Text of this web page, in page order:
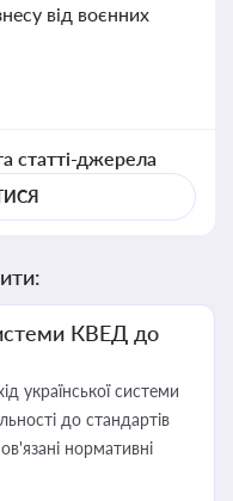
від воєнних
статті-джерела
КВЕД до
української системи
до стандартів
нормативні